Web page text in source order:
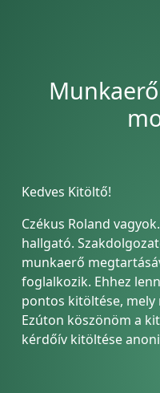
Kedves Kitöltő!
Czékus Roland
hallgató.
munkaerő
foglalkozik. Ehhez
pontos kitöltése, mely
Ezúton köszönöm a
kérdőív kitöltése